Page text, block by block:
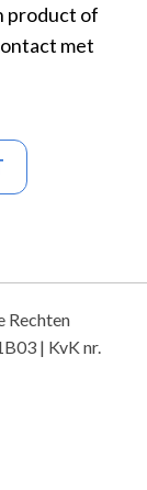
product of
met
Rechten
| KvK nr.